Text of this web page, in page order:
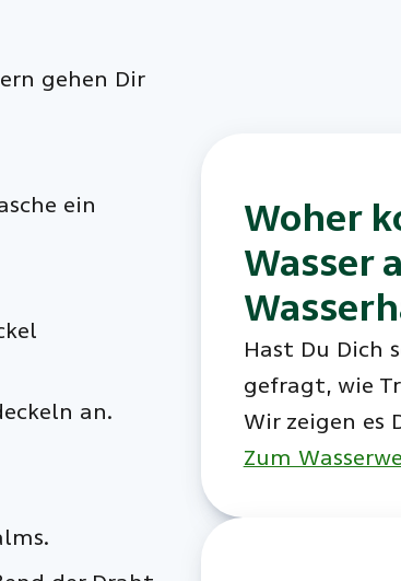
gehen Dir
ein
an.
Woher
Wasser
Hast Du Dich
gefragt, wie
Wir zeigen es
Zum